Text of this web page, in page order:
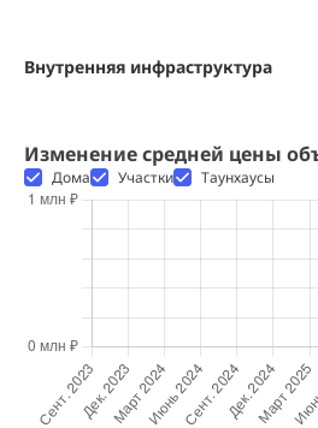
Внутренняя инфраструктура
Изменение средней цены
Дома Участки Таунхаусы